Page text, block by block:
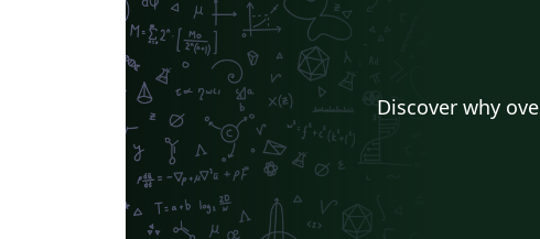
Discover why